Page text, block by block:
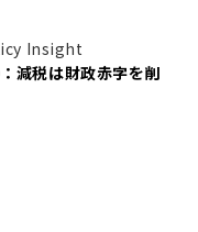
Insight
減税は財政赤字を削